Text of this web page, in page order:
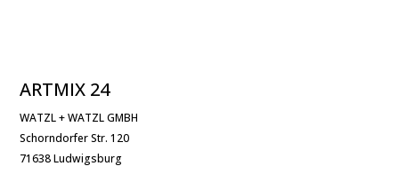
ARTMIX 24
WATZL + WATZL GMBH
Schorndorfer Str. 120
71638 Ludwigsburg